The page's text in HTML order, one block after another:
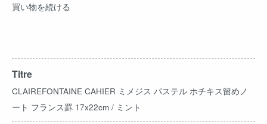
買い物を続ける
Titre
CLAIREFONTAINE CAHIER ミメジス パステル ホチキス留めノ
ート フランス罫 17x22cm / ミント